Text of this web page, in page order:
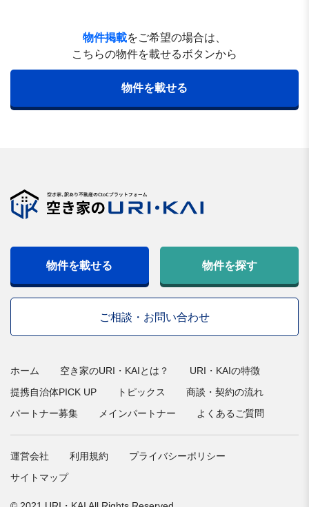
物件掲載をご希望の場合は、
こちらの物件を載せるボタンから
物件を載せる
物件を載せる 物件を探す
ご相談・お問い合わせ
ホーム 空き家のURI・KAIとは？
URI・KAIの特徴
提携自治体PICK UP
トピックス
商談・契約の流れ
パートナー募集
メインパートナー よくあるご質問
運営会社 利用規約
プライバシーポリシー
サイトマップ